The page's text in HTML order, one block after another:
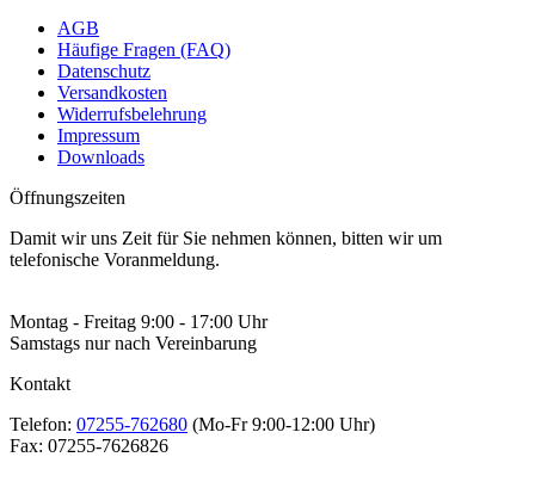
AGB
Häufige Fragen (FAQ)
Datenschutz
Versandkosten
Widerrufsbelehrung
Impressum
Downloads
Öffnungszeiten
Damit wir uns Zeit für Sie nehmen können, bitten wir um
telefonische Voranmeldung.
Montag - Freitag 9:00 - 17:00 Uhr
Samstags nur nach Vereinbarung
Kontakt
Telefon: 07255-762680 (Mo-Fr 9:00-12:00 Uhr)
Fax: 07255-7626826